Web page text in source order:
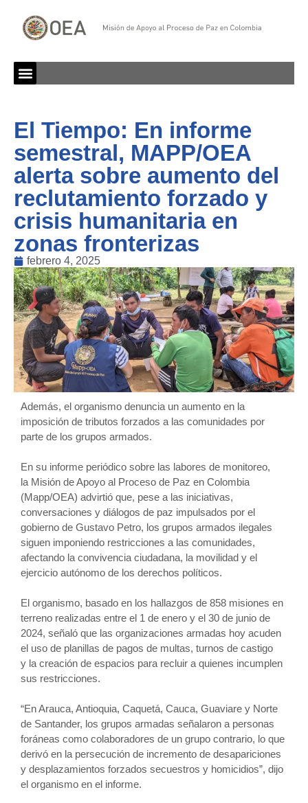
El Tiempo: En informe
semestral, MAPP/OEA
alerta sobre aumento del
reclutamiento forzado y
crisis humanitaria en
zonas fronterizas
febrero 4, 2025
Además, el organismo denuncia un aumento en la
imposición de tributos forzados a las comunidades por
parte de los grupos armados.
En su informe periódico sobre las labores de monitoreo,
la Misión de Apoyo al Proceso de Paz en Colombia
(Mapp/OEA) advirtió que, pese a las iniciativas,
conversaciones y diálogos de paz impulsados por el
gobierno de Gustavo Petro, los grupos armados ilegales
siguen imponiendo restricciones a las comunidades,
afectando la convivencia ciudadana, la movilidad y el
ejercicio autónomo de los derechos políticos.
El organismo, basado en los hallazgos de 858 misiones en
terreno realizadas entre el 1 de enero y el 30 de junio de
2024, señaló que las organizaciones armadas hoy acuden
el uso de planillas de pagos de multas, turnos de castigo
y la creación de espacios para recluir a quienes incumplen
sus restricciones.
“En Arauca, Antioquia, Caquetá, Cauca, Guaviare y Norte
de Santander, los grupos armadas señalaron a personas
foráneas como colaboradores de un grupo contrario, lo que
derivó en la persecución de incremento de desapariciones
y desplazamientos forzados secuestros y homicidios”, dijo
el organismo en el informe.